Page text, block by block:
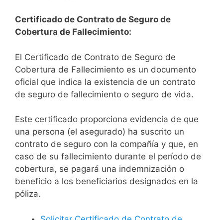
Certificado de Contrato de Seguro de
Cobertura de Fallecimiento:
El Certificado de Contrato de Seguro de
Cobertura de Fallecimiento es un documento
oficial que indica la existencia de un contrato
de seguro de fallecimiento o seguro de vida.
Este certificado proporciona evidencia de que
una persona (el asegurado) ha suscrito un
contrato de seguro con la compañía y que, en
caso de su fallecimiento durante el período de
cobertura, se pagará una indemnización o
beneficio a los beneficiarios designados en la
póliza.